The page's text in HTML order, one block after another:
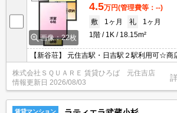
画像：22枚
4.5万円(管理費等：--)
敷
1ヶ月 礼
1ヶ月
1階
1K 18.15m²
【新谷荘】 元住吉駅・日吉駅２駅利用可☆商
ーム完備☆トイレ別☆
株式会社ＳＱＵＡＲＥ 賃貸ひろば 元住吉店
情報更新日 2026/08/03
賃貸マンション